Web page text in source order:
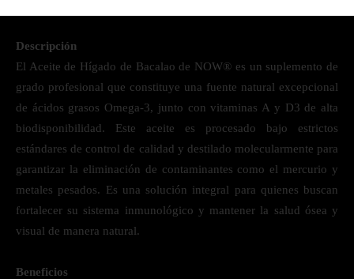
Descripción
El Aceite de Hígado de Bacalao de NOW® es un suplemento de
grado profesional que constituye una fuente natural excepcional
de ácidos grasos Omega-3, junto con vitaminas A y D3 de alta
biodisponibilidad. Este aceite es procesado bajo estrictos
estándares de control de calidad y destilado molecularmente para
garantizar la eliminación de contaminantes como el mercurio y
metales pesados. Es una solución integral para quienes buscan
fortalecer su sistema inmunológico y mantener la salud ósea y
visual de manera natural.
Beneficios